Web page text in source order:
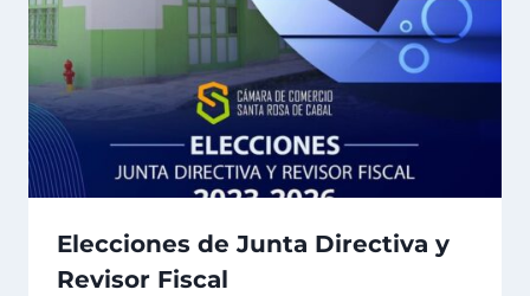
Elecciones de Junta Directiva y
Revisor Fiscal